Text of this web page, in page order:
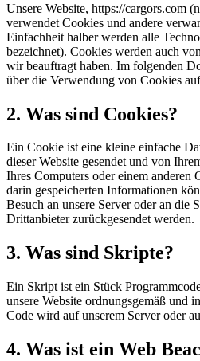
Unsere Website, https://cargors.com
verwendet Cookies und andere
Einfachheit halber werden alle
bezeichnet). Cookies werden auch
wir beauftragt haben. Im folgenden
über die Verwendung von Cookies
2. Was sind Cookies?
Ein Cookie ist eine kleine einfache
dieser Website gesendet und von
Ihres Computers oder einem anderen
darin gespeicherten Informationen
Besuch an unsere Server oder an die
Drittanbieter zurückgesendet werden.
3. Was sind Skripte?
Ein Skript ist ein Stück
unsere Website ordnungsgemäß und
Code wird auf unserem Server oder
4. Was ist ein Web